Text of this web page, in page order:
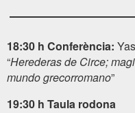
18:30 h Conferència:
“Herederas de Circe;
mundo grecorromano”
19:30 h Taula rodona